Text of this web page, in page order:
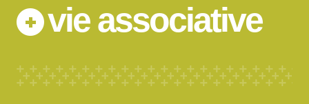
vie associative